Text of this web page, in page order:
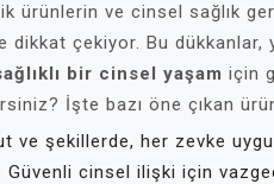
ürünlerin ve cinsel sağlık
dikkat çekiyor. Bu dükkanlar,
bir cinsel yaşam için
İşte bazı öne çıkan
ve şekillerde, her zevke
Güvenli cinsel ilişki için